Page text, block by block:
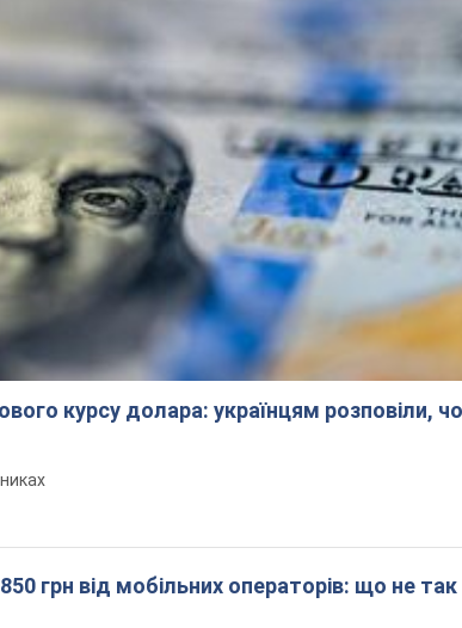
курсу долара: українцям розповіли,
грн від мобільних операторів: що не так